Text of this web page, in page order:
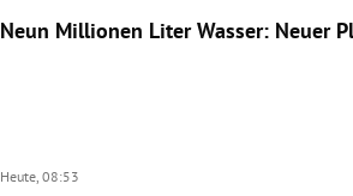
Neun Millionen Liter Wasser: Neuer
Heute, 08:53